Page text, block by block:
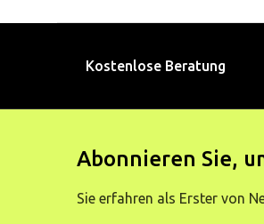
Kostenlose Beratung
Abonnieren Sie,
Sie erfahren als Erster von